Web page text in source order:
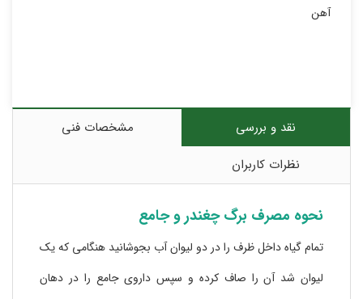
آهن
نقد و بررسی
مشخصات فنی
نظرات کاربران
نحوه مصرف برگ چغندر و جامع
تمام گیاه داخل ظرف را در دو لیوان آب بجوشانید هنگامی که یک
لیوان شد آن را صاف کرده و سپس داروی جامع را در دهان